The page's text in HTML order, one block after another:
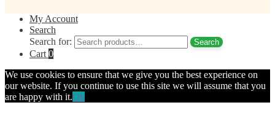
My Account
Search
Search for:
Search
Cart 0
We use cookies to ensure that we give you the best experience on
our website. If you continue to use this site we will assume that you
are happy with it.Ok